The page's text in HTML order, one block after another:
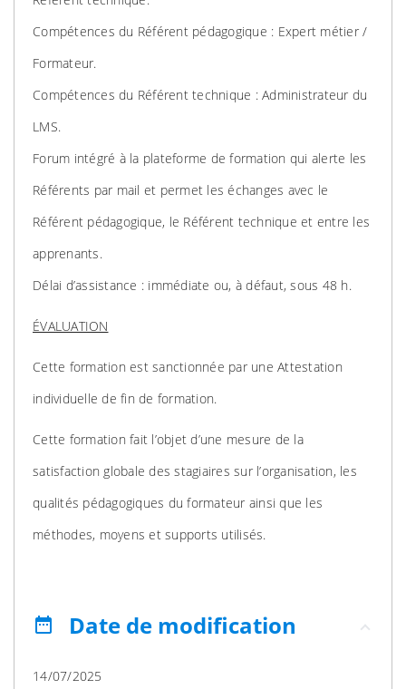
Compétences du Référent pédagogique : Expert métier /
Formateur.
Compétences du Référent technique : Administrateur du
LMS.
Forum intégré à la plateforme de formation qui alerte les
Référents par mail et permet les échanges avec le
Référent pédagogique, le Référent technique et entre les
apprenants.
Délai d’assistance : immédiate ou, à défaut, sous 48 h.
ÉVALUATION
Cette formation est sanctionnée par une Attestation
individuelle de fin de formation.
Cette formation fait l’objet d’une mesure de la
satisfaction globale des stagiaires sur l’organisation, les
qualités pédagogiques du formateur ainsi que les
méthodes, moyens et supports utilisés.
date_range Date de modification
14/07/2025